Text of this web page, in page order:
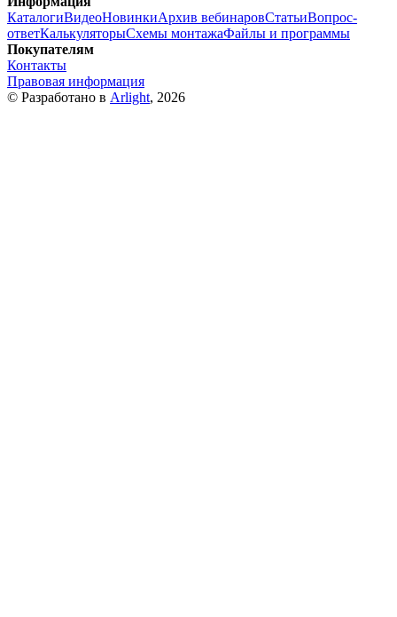
КаталогиВидеоНовинкиАрхив вебинаровСтатьиВопрос-
ответКалькуляторыСхемы монтажаФайлы и программы
Покупателям
Контакты
Правовая информация
© Разработано в Arlight, 2026